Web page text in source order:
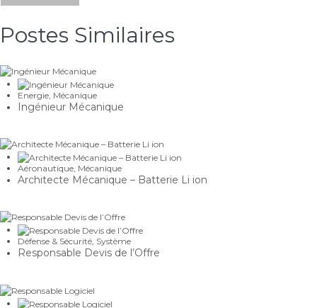
Postes Similaires​
Energie Mécanique
Ingénieur Mécanique
Aéronautique, Mécanique
Architecte Mécanique – Batterie Li ion
Défense & Sécurité, Système
Responsable Devis de l’Offre